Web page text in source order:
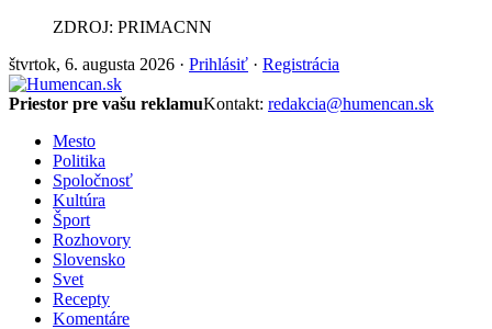
ZDROJ: PRIMACNN
štvrtok, 6. augusta 2026 · Prihlásiť · Registrácia
Priestor pre vašu reklamuKontakt: redakcia@humencan.sk
Mesto
Politika
Spoločnosť
Kultúra
Šport
Rozhovory
Slovensko
Svet
Recepty
Komentáre